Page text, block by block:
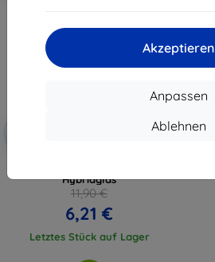
Akzeptieren
Anpassen
Ablehnen
EXTRA10
Hybridglas
11,90 €
6,21 €
Letztes Stück auf Lager